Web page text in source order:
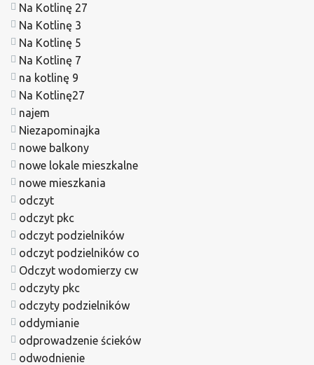
Na Kotlinę 27
Na Kotlinę 3
Na Kotlinę 5
Na Kotlinę 7
na kotlinę 9
Na Kotlinę27
najem
Niezapominajka
nowe balkony
nowe lokale mieszkalne
nowe mieszkania
odczyt
odczyt pkc
odczyt podzielników
odczyt podzielników co
Odczyt wodomierzy cw
odczyty pkc
odczyty podzielników
oddymianie
odprowadzenie ścieków
odwodnienie